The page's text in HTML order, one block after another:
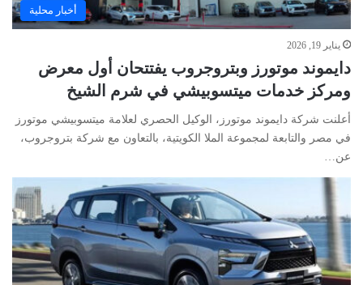
أخبار محلية
يناير 19, 2026
دايموند موتورز وبتروجروب يفتتحان أول معرض
ومركز خدمات ميتسوبيشي في شرم الشيخ
أعلنت شركة دايموند موتورز، الوكيل الحصري لعلامة ميتسوبيشي موتورز
في مصر والتابعة لمجموعة الملا الكويتية، بالتعاون مع شركة بتروجروب،
عن…